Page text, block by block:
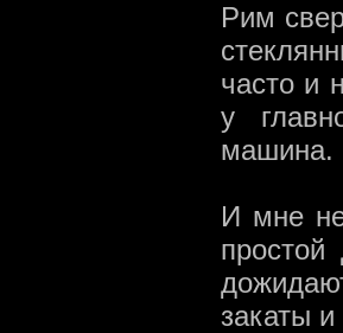
Рим
часто и
у
машина.
И мне
закаты и